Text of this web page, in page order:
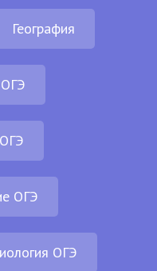
География
ОГЭ
ОГЭ